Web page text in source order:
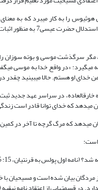
را به کار می‏برد که به
مگر سرگذشت موسی و بوته سوزان
12: 26) و چنین نتیجه می‏گیرد: «در
او هستم. حالا می‏بینید چقدر در
می‏دهد که خدای توانا قادر است
که مرگ گرچه تا آخر در کمین
است:
اول پولس به قرنتیان، 15: 55).
مردگان بیان شده است و مسیحیان